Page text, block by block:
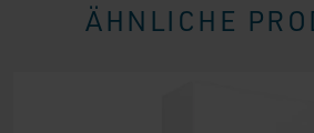
ÄHNLICHE